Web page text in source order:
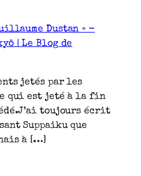
Dustan » –
| Le Blog de
jetés par les
qui est jeté à la fin
toujours écrit
Suppaiku que
à […]